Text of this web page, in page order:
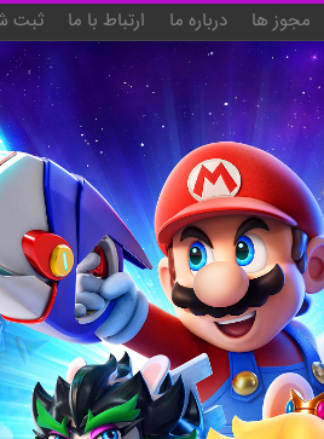
مجوز ها درباره ما ارتباط با ما ثبت